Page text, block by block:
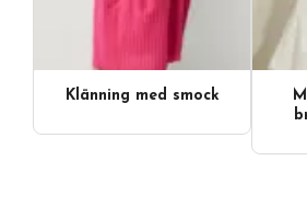
Klänning med smock